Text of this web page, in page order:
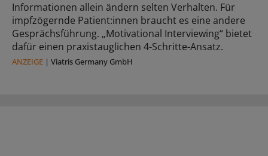
Informationen allein ändern selten Verhalten. Für
impfzögernde Patient:innen braucht es eine andere
Gesprächsführung. „Motivational Interviewing“ bietet
dafür einen praxistauglichen 4-Schritte-Ansatz.
ANZEIGE | Viatris Germany GmbH